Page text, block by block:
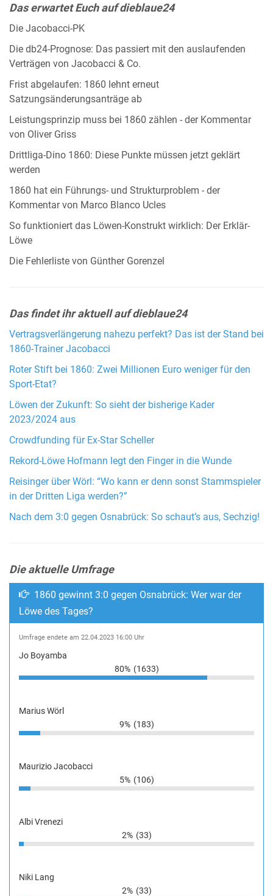
Das erwartet Euch auf dieblaue24
Die Jacobacci-PK
Die db24-Prognose: Das passiert mit den auslaufenden
Verträgen von Jacobacci & Co.
Frist abgelaufen: 1860 lehnt erneut
Satzungsänderungsanträge ab
Leistungsprinzip muss bei 1860 zählen - der Kommentar
von Oliver Griss
Drittliga-Dino 1860: Diese Punkte müssen jetzt geklärt
werden
1860 hat ein Führungs- und Strukturproblem - der
Kommentar von Marco Blanco Ucles
So funktioniert das Löwen-Konstrukt wirklich: Der Erklär-
Löwe
Die Fehlerliste von Günther Gorenzel
Das findet ihr aktuell auf dieblaue24
Vertragsverlängerung nahezu perfekt? Das ist der Stand bei
1860-Trainer Jacobacci
Roter Stift bei 1860: Zwei Millionen Euro weniger für den
Sport-Etat?
Löwen der Zukunft: So sieht der bisherige Kader
2023/2024 aus
Crowdfunding für Ex-Star Scheller
Rekord-Löwe Hofmann legt den Finger in die Wunde
Reisinger über Wörl: “Wo kann er denn sonst Stammspieler
in der Dritten Liga werden?”
Nach dem 3:0 gegen Osnabrück: So schaut’s aus, Sechzig!
Die aktuelle Umfrage
1860 gewinnt 3:0 gegen Osnabrück: Wer war der
Löwe des Tages?
Umfrage endete am 22.04.2023 16:00 Uhr
Jo Boyamba
80% (1633)
Marius Wörl
9% (183)
Maurizio Jacobacci
5% (106)
Albi Vrenezi
2% (33)
Niki Lang
2% (33)